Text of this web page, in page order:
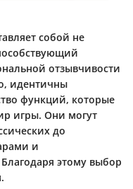
собой не
отзывчивости
идентичны
функций, которые
игры. Они могут
до
и
этому выбор